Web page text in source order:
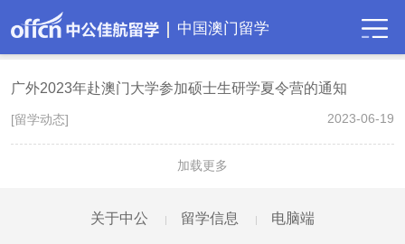
中国澳门留学
广外2023年赴澳门大学参加硕士生研学夏令营的通知
[留学动态] 2023-06-19
加载更多
关于中公 | 留学信息 | 电脑端